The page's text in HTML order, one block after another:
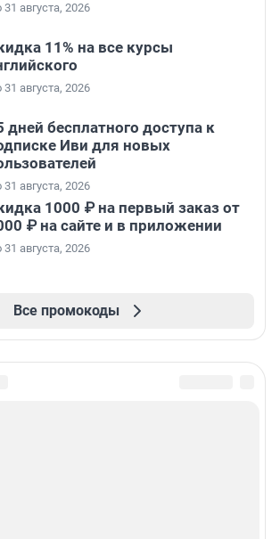
августа, 2026
11% на все курсы
августа, 2026
дней бесплатного доступа к
Иви для новых
августа, 2026
1000 ₽ на первый заказ от
₽ на сайте и в приложении
августа, 2026
Все промокоды